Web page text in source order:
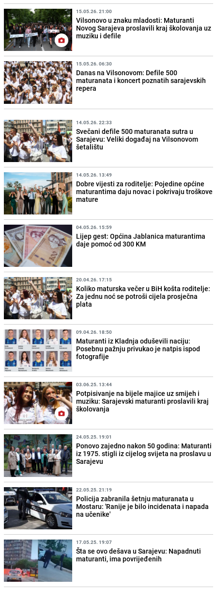
15.05.26. 21:00
Vilsonovo u znaku mladosti: Maturanti
Novog Sarajeva proslavili kraj školovanja uz
muziku i defile
15.05.26. 06:30
Danas na Vilsonovom: Defile 500
maturanata i koncert poznatih sarajevskih
repera
14.05.26. 22:33
Svečani defile 500 maturanata sutra u
Sarajevu: Veliki događaj na Vilsonovom
šetalištu
14.05.26. 13:49
Dobre vijesti za roditelje: Pojedine općine
maturantima daju novac i pokrivaju troškove
mature
04.05.26. 15:59
Lijep gest: Općina Jablanica maturantima
daje pomoć od 300 KM
20.04.26. 17:15
Koliko maturska večer u BiH košta roditelje:
Za jednu noć se potroši cijela prosječna
plata
09.04.26. 18:50
Maturanti iz Kladnja oduševili naciju:
Posebnu pažnju privukao je natpis ispod
fotografije
03.06.25. 13:44
Potpisivanje na bijele majice uz smijeh i
muziku: Sarajevski maturanti proslavili kraj
školovanja
24.05.25. 19:01
Ponovo zajedno nakon 50 godina: Maturanti
iz 1975. stigli iz cijelog svijeta na proslavu u
Sarajevu
22.05.25. 21:19
Policija zabranila šetnju maturanata u
Mostaru: 'Ranije je bilo incidenata i napada
na učenike'
17.05.25. 19:07
Šta se ovo dešava u Sarajevu: Napadnuti
maturanti, ima povrijeđenih